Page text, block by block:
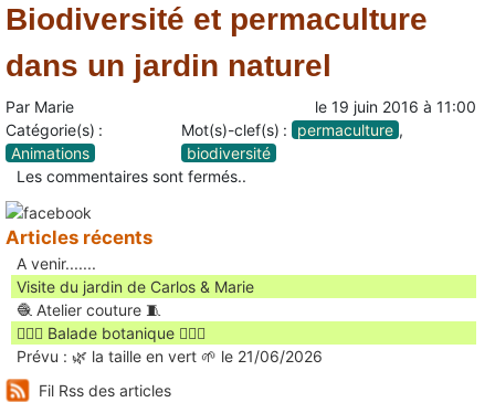
Biodiversité et permaculture
dans un jardin naturel
Par Marie le 19 juin 2016 à 11:00
Catégorie(s) :
Animations
Mot(s)-clef(s) : permaculture ,
biodiversité
Les commentaires sont fermés..
Articles récents
A venir.......
Visite du jardin de Carlos & Marie
🧶 Atelier couture 🧵
🚶🏻‍♀️ Balade botanique 🚶🏻‍♂️
Prévu : 🌿 la taille en vert 🌱 le 21/06/2026
Fil Rss des articles